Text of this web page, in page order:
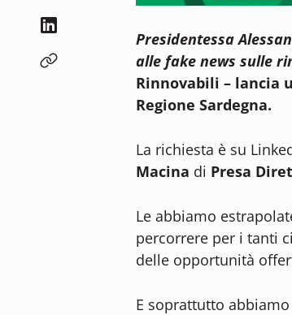
Presidentessa
alle fake news sulle
Rinnovabili – lancia
Regione Sardegna.
La richiesta è su
Macina di Presa
Le abbiamo
percorrere per i tanti
delle opportunità
E soprattutto abbiamo